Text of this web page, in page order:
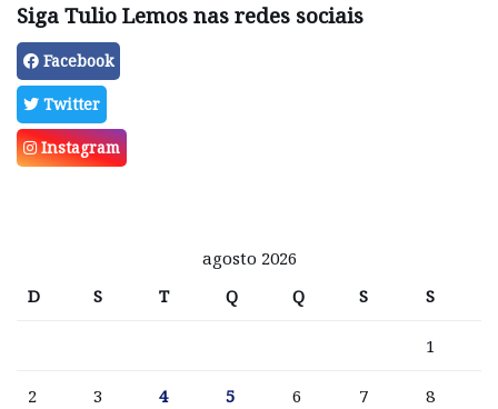
Siga Tulio Lemos nas redes sociais
Facebook
Twitter
Instagram
agosto 2026
D
S T Q Q S S
1
2 3 4 5 6 7 8